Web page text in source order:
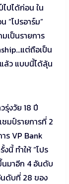
ปได้ก่อน ใน
“โปรอาร์ม”
เป็นรายการ
แต่ถือเป็น
ว แบบนี้ได้ลุ้น
งวัย 18 ปี
มป์รายการที่ 2
ร VP Bank
นี้ ทำให้ “โปร
มาอีก 4 อันดับ
ดับที่ 28 ของ